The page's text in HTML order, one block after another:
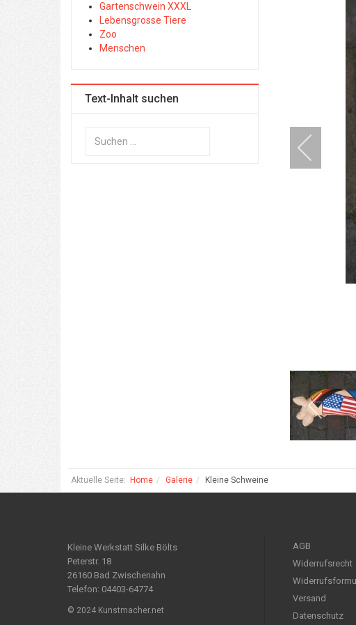
Gartenschwein XXXL
Lebensgrosse Tiere
Zoo
Menschen
Text-Inhalt suchen
Aktuelle Seite: Home Galerie Kleine Schweine
Kleine Werkstatt Silke Bölts
Peterstr. 18
26160 Bad Zwischenahn
Telefon: 04403-64774
© 2024 Kunstmacher.net
AGB
Widerrufsrecht
Versand
Datenschutz